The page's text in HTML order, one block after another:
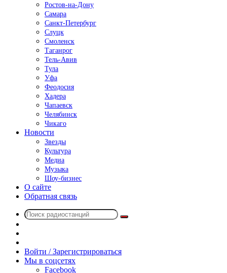
Ростов-на-Дону
Самара
Санкт-Петербург
Слуцк
Смоленск
Таганрог
Тель-Авив
Тула
Уфа
Феодосия
Хадера
Чапаевск
Челябинск
Чикаго
Новости
Звезды
Культура
Медиа
Музыка
Шоу-бизнес
О сайте
Обратная связь
Поиск
радио
Войти / Зарегистрироваться
Мы в соцсетях
Facebook